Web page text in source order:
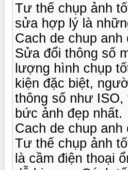
Tư thế chụp ảnh
sửa hợp lý là
Cach de chup anh
Sửa đổi thông số
lượng hình chụp
kiện đặc biệt,
thông số như ISO,
bức ảnh đẹp nhất.
Cach de chup anh
Tư thế chụp ảnh
là cầm điện thoại